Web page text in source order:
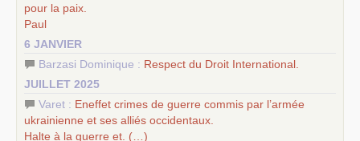
pour la paix.
Paul
6 JANVIER
Barzasi Dominique : Respect du Droit International.
JUILLET 2025
Varet : Eneffet crimes de guerre commis par l’armée
ukrainienne et ses alliés occidentaux.
Halte à la guerre et. (…)